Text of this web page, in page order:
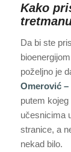
Kako
Da bi ste
poželjno je
Omerović
putem
učesnicima
stranice, a
nekad bilo.